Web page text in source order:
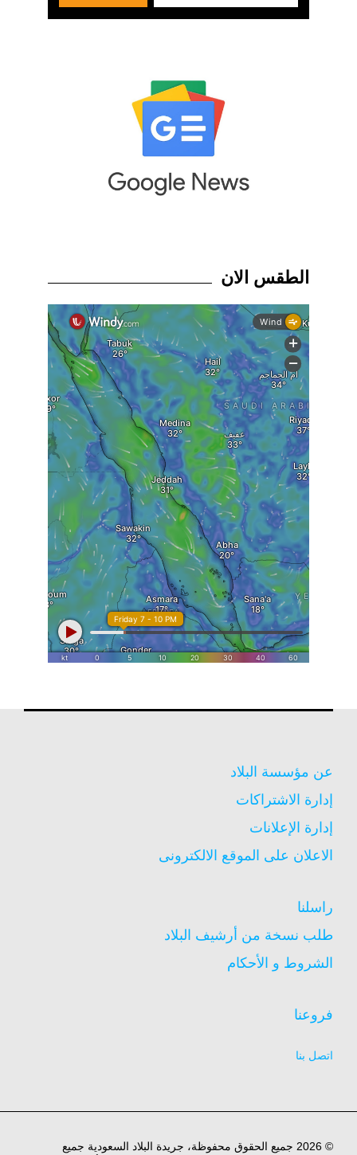
الطقس الان
عن مؤسسة البلاد
إدارة الاشتراكات
إدارة الإعلانات
الاعلان على الموقع الالكترونى
راسلنا
طلب نسخة من أرشيف البلاد
الشروط و الأحكام
فروعنا
اتصل بنا
© 2026 جميع الحقوق محفوظة، جريدة البلاد السعودية جميع